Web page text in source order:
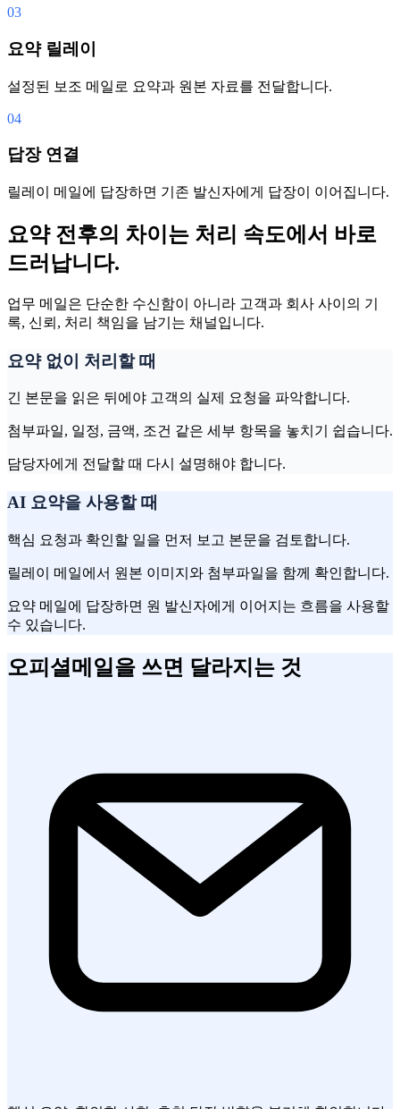
03
요약 릴레이
설정된 보조 메일로 요약과 원본 자료를 전달합니다.
04
답장 연결
릴레이 메일에 답장하면 기존 발신자에게 답장이 이어집니다.
요약 전후의 차이는 처리 속도에서 바로
드러납니다.
업무 메일은 단순한 수신함이 아니라 고객과 회사 사이의 기
록, 신뢰, 처리 책임을 남기는 채널입니다.
요약 없이 처리할 때
긴 본문을 읽은 뒤에야 고객의 실제 요청을 파악합니다.
첨부파일, 일정, 금액, 조건 같은 세부 항목을 놓치기 쉽습니다.
담당자에게 전달할 때 다시 설명해야 합니다.
AI 요약을 사용할 때
핵심 요청과 확인할 일을 먼저 보고 본문을 검토합니다.
릴레이 메일에서 원본 이미지와 첨부파일을 함께 확인합니다.
요약 메일에 답장하면 원 발신자에게 이어지는 흐름을 사용할
수 있습니다.
오피셜메일을 쓰면 달라지는 것